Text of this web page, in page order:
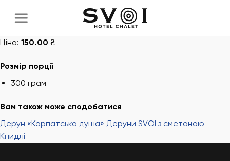
Ціна: 150.00 ₴
Розмір порції
300 грам
Вам також може сподобатися
Дерун «Карпатська душа» Деруни SVOI з сметаною
Книдлі